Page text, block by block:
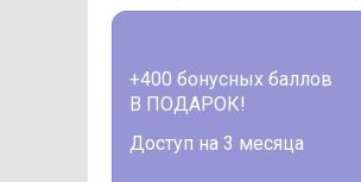
+400 бонусных баллов
В ПОДАРОК!
Доступ на 3 месяца